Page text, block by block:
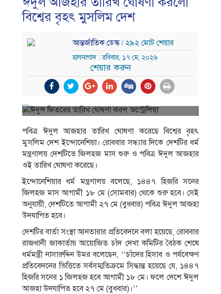
বিশ্বের বৃহৎ মুসলিম দেশ
আন্তর্জাতিক ডেস্ক/ ২৯২ মোট শেয়ার
হালনাগাদ : রবিবার, ১৭ মে, ২০২৬
শেয়ার করুন
পবিত্র ঈদুল আজহার তারিখ ঘোষণা করেছে বিশ্বের বৃহৎ
মুসলিম দেশ ইন্দোনেশিয়া। রোববার সন্ধ্যার দিকে দেশটির ধর্ম
মন্ত্রণালয় দেশটিতে জিলহজ মাস শুরু ও পবিত্র ঈদুল আজহার
ওই তারিখ ঘোষণা করেছে।
ইন্দোনেশিয়ার ধর্ম মন্ত্রণালয় বলেছে, ১৪৪৭ হিজরি সনের
জিলহজ মাস আগামী ১৮ মে (সোমবার) থেকে শুরু হবে। সেই
অনুযায়ী, দেশটিতে আগামী ২৭ মে (বুধবার) পবিত্র ঈদুল আজহা
উদযাপিত হবে।
দেশটির বার্তা সংস্থা আনতারার প্রতিবেদনে বলা হয়েছে, রোববার
রাজধানী জাকার্তায় আয়োজিত চাঁদ দেখা কমিটির বৈঠক শেষে
ধর্মমন্ত্রী নাসারুদ্দিন উমর বলেছেন, ‘‌‘চাঁদের হিসাব ও পর্যবেক্ষণ
প্রতিবেদনের ভিত্তিতে সর্বসম্মতিক্রমে সিদ্ধান্ত হয়েছে যে, ১৪৪৭
হিজরি সনের ১ জিলহজ হবে আগামী ১৮ মে। ফলে দেশে ঈদুল
আজহা উদযাপিত হবে ২৭ মে (বুধবার)।’’